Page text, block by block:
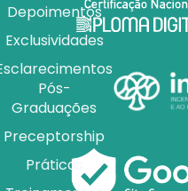
Depoimentos
Exclusividades
Pós-
Graduações
Preceptorship
Práticas